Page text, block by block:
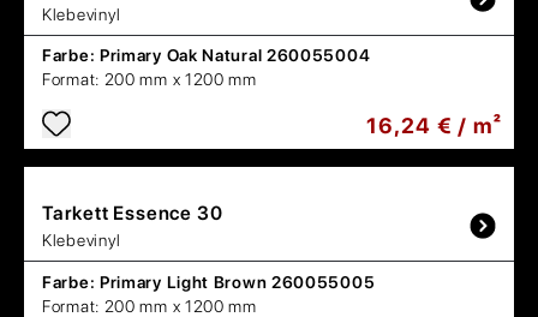
Klebevinyl
Farbe: Primary Oak Natural 260055004
Format: 200 mm x 1200 mm
16,24 € / m²
Tarkett Essence 30
Klebevinyl
Farbe: Primary Light Brown 260055005
Format: 200 mm x 1200 mm